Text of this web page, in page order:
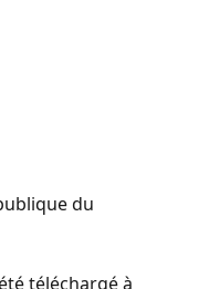
du
téléchargé à